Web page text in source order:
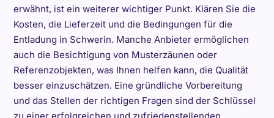
erwähnt, ist ein weiterer wichtiger Punkt. Klären Sie die
Kosten, die Lieferzeit und die Bedingungen für die
Entladung in Schwerin. Manche Anbieter ermöglichen
auch die Besichtigung von Musterzäunen oder
Referenzobjekten, was Ihnen helfen kann, die Qualität
besser einzuschätzen. Eine gründliche Vorbereitung
und das Stellen der richtigen Fragen sind der Schlüssel